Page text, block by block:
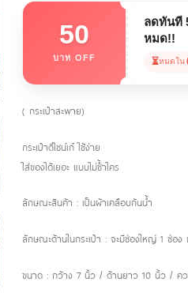
50
บาท OFF
ลดทันที
หมด!!
⏳หมดใน
( กระเป๋าสะพาย)
กระเป๋าดีไซน์เก๋ ใช้ง่าย
ใส่ของได้เยอะ แบบไม่ซ้ำใคร
ลักษณะสินค้า : เป็นผ้าเคลือบกันน้ำ
ลักษณะด้านในกระเป๋า : จะมีช่องใหญ่ 1 ช่อง
ขนาด : กว้าง 7 นิ้ว / ด้านยาว 10 นิ้ว / ค